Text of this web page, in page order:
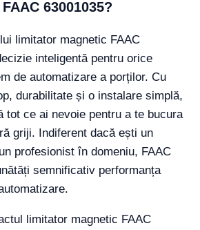
63001035?
limitator magnetic FAAC
inteligentă pentru orice
de automatizare a porților. Cu
durabilitate și o instalare simplă,
tot ce ai nevoie pentru a te bucura
griji. Indiferent dacă ești un
profesionist în domeniu, FAAC
semnificativ performanța
limitator magnetic FAAC